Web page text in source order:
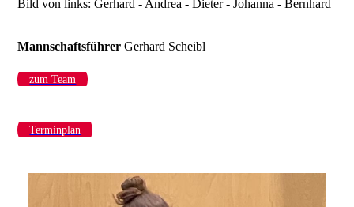
Bild von links: Gerhard - Andrea - Dieter - Johanna - Bernhard
Mannschaftsführer Gerhard Scheibl
zum Team
Terminplan